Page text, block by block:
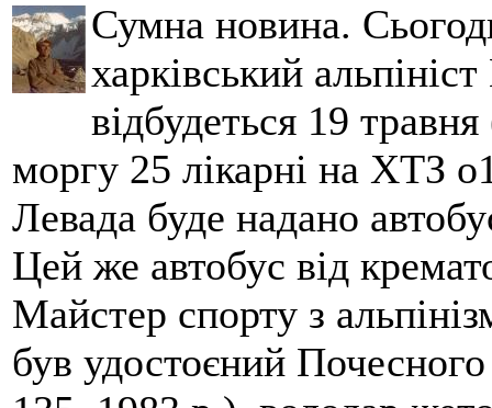
Сумна новина.
харківський
відбудеться 19
моргу 25 лікарні на ХТЗ
Левада буде надано
Цей же автобус від
Майстер спорту з
був удостоєний